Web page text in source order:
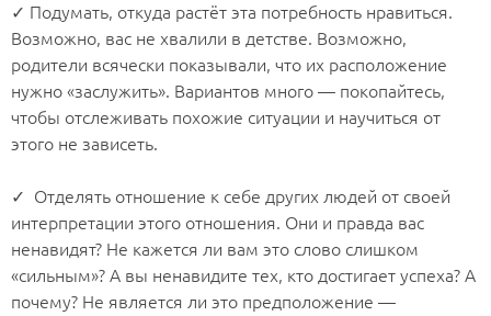
✓ Подумать, откуда растёт эта потребность нравиться.
Возможно, вас не хвалили в детстве. Возможно,
родители всячески показывали, что их расположение
нужно «заслужить». Вариантов много — покопайтесь,
чтобы отслеживать похожие ситуации и научиться от
этого не зависеть.
✓ Отделять отношение к себе других людей от своей
интерпретации этого отношения. Они и правда вас
ненавидят? Не кажется ли вам это слово слишком
«сильным»? А вы ненавидите тех, кто достигает успеха? А
почему? Не является ли это предположение —